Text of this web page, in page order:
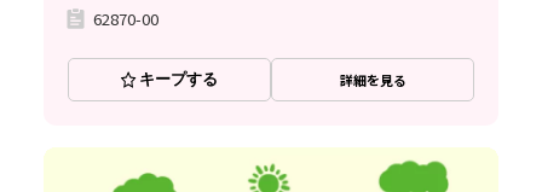
62870-00
キープする 詳細を見る